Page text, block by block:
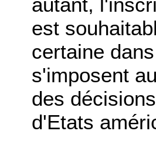
autant,
est
certaine
s'imposent
des
d'Etats